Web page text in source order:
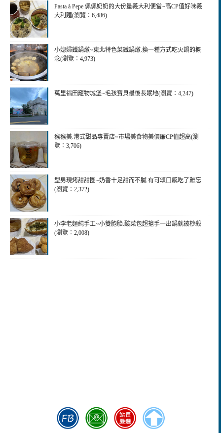
Pasta à Pepe 佩佩奶奶的大份量義大利便當~高CP值好味義
大利麵(瀏覽：6,486)
小媳婦鐵鍋燉~東北特色菜鐵鍋燉.換一種方式吃火鍋的概
念(瀏覽：4,973)
萬里福田竉物城堡~毛孩寶貝最後長眠地(瀏覽：4,247)
猴猴美.港式甜品專賣店~市場美食物美價廉CP值超高(瀏
覽：3,706)
型男現烤甜甜圈~奶香十足甜而不膩 有可頌口感吃了難忘
(瀏覽：2,372)
小李老麵純手工~小雙胞胎.酸菜包超搶手一出鍋就被杪殺
(瀏覽：2,008)